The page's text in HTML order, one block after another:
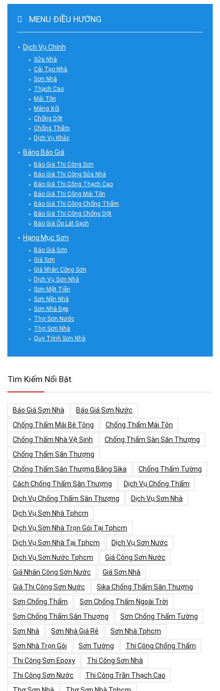
MENU ĐIỀU HƯỚNG
Dịch Vụ Chính
Sửa Nhà
Cải Tạo Nhà
Sơn Nhà
Thạch Cao
Mái Tôn
Máng Xối
Chống Dột
Chống Thấm
Dịch Vụ Khác
Bảng Báo Giá
Báo Giá Thi Công Sơn
Báo Giá Thi Công Sửa Nhà
Báo Giá Thi Công Thạch Cao
Báo Giá Thi Công Mái Tôn
Báo Giá Thi Công Chống Thấm
Báo Giá Thi Công Chống Dột
Báo Giá Ốp Lát Gạch
Hạng Mục Sơn
Báo Giá Sơn
Giá Sơn
Giá Nhân Công Sơn
Dịch Vụ Sơn Nhà
Sơn Mặt Tiền
Sơn Nền Nhà
Sơn Nhà Đẹp
Thợ Sơn Nước
Thợ Sơn Nhà
Quy Trình Sơn Nhà
Tìm Kiếm Nổi Bật
Báo Giá Sơn Nhà
Báo Giá Sơn Nước
Chống Thấm Mái Bê Tông
Chống Thấm Mái Tôn
Chống Thấm Nhà Vệ Sinh
Chống Thấm Sàn Sân Thượng
Chống Thấm Sân Thượng
Chống Thấm Sân Thượng Bằng Sika
Chống Thấm Tường
Cách Chống Thấm Sân Thượng
Dịch Vụ Chống Thấm
Dịch Vụ Chống Thấm Sân Thượng
Dịch Vụ Sơn Nhà
Dịch Vụ Sơn Nhà Tphcm
Dịch Vụ Sơn Nhà Trọn Gói Tại Tphcm
Dịch Vụ Sơn Nhà Tại Tphcm
Dịch Vụ Sơn Nước
Dịch Vụ Sơn Nước Tphcm
Giá Công Sơn Nước
Giá Nhân Công Sơn Nước
Giá Sơn Nhà
Giá Thi Công Sơn Nước
Sika Chống Thấm Sân Thượng
Sơn Chống Thấm
Sơn Chống Thấm Ngoài Trời
Sơn Chống Thấm Sân Thượng
Sơn Chống Thấm Tường
Sơn Nhà
Sơn Nhà Giá Rẻ
Sơn Nhà Tphcm
Sơn Nhà Trọn Gói
Sơn Tường
Thi Công Chống Thấm
Thi Công Sơn Epoxy
Thi Công Sơn Nhà
Thi Công Sơn Nước
Thi Công Trần Thạch Cao